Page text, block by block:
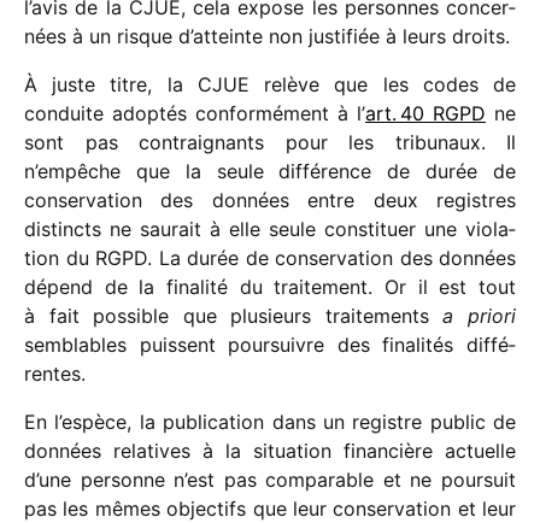
l’avis de la CJUE, cela expose les personnes concer­
nées à un risque d’atteinte non justi­fiée à leurs droits.
À juste titre, la CJUE relève que les codes de
conduite adop­tés confor­mé­ment à l’art. 40 RGPD ne
sont pas contrai­gnants pour les tribu­naux. Il
n’empêche que la seule diffé­rence de durée de
conser­va­tion des données entre deux registres
distincts ne saurait à elle seule consti­tuer une viola­
tion du RGPD. La durée de conser­va­tion des données
dépend de la fina­lité du trai­te­ment. Or il est tout
à fait possible que plusieurs trai­te­ments a priori
semblables puissent pour­suivre des fina­li­tés diffé­
rentes.
En l’espèce, la publi­ca­tion dans un registre public de
données rela­tives à la situa­tion finan­cière actuelle
d’une personne n’est pas compa­rable et ne pour­suit
pas les mêmes objec­tifs que leur conser­va­tion et leur